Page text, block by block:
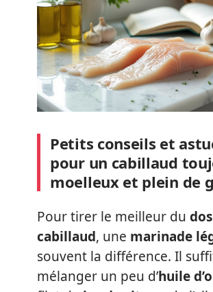
Petits conseils et
pour un cabillaud
moelleux et plein de
Pour tirer le meilleur du
cabillaud, une marinade
souvent la différence. Il
mélanger un peu d’huile